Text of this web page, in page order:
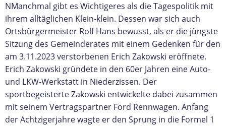
NManchmal gibt es Wichtigeres als die Tagespolitik mit
ihrem alltäglichen Klein-klein. Dessen war sich auch
Ortsbürgermeister Rolf Hans bewusst, als er die jüngste
Sitzung des Gemeinderates mit einem Gedenken für den
am 3.11.2023 verstorbenen Erich Zakowski eröffnete.
Erich Zakowski gründete in den 60er Jahren eine Auto-
und LKW-Werkstatt in Niederzissen. Der
sportbegeisterte Zakowski entwickelte dabei zusammen
mit seinem Vertragspartner Ford Rennwagen. Anfang
der Achtzigerjahre wagte er den Sprung in die Formel 1